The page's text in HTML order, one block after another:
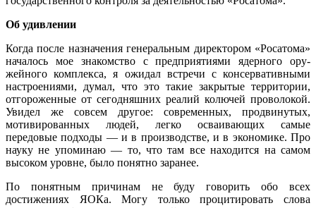
Об удивлении
Когда после назначения генеральным ди­ректором «Росатома»
началось мое зна­комство с предприятиями ядерного ору­
жейного комплекса, я ожидал встречи с консервативными
настроениями, думал, что это такие закрытые территории,
отго­роженные от сегодняшних реалий колю­чей проволокой.
Увидел же совсем другое: современных, продвинутых,
мотивиро­ванных людей, легко осваивающих самые
передовые подходы — и в производстве, и в экономике. Про
науку не упоминаю — то, что там все находится на самом
высо­ком уровне, было понятно заранее.
По понятным причинам не буду гово­рить обо всех
достижениях ЯОКа. Могу только процитировать слова